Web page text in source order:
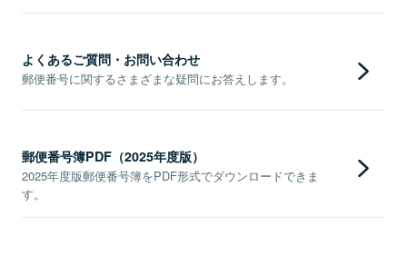
よくあるご質問・お問い合わせ
郵便番号に関するさまざまな疑問にお答えします。
郵便番号簿PDF（2025年度版）
2025年度版郵便番号簿をPDF形式でダウンロードできま
す。